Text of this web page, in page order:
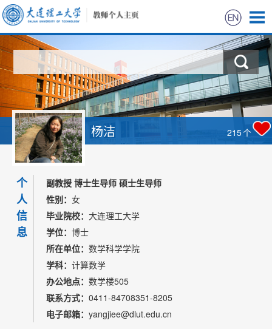
首页
科学研究
教学研究
获奖信息
招生信息
学生信息
我的相册
教师博客
杨洁 215个
个
人
信
息
副教授 博士生导师 硕士生导师
性别： 女
毕业院校： 大连理工大学
学位： 博士
所在单位： 数学科学学院
学科： 计算数学
办公地点： 数学楼505
联系方式： 0411-84708351-8205
电子邮箱： yangjiee@dlut.edu.cn